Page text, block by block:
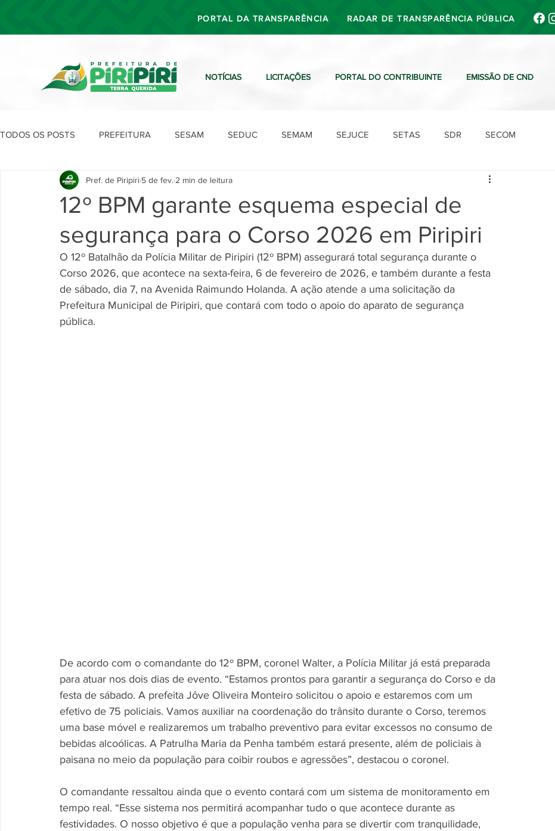
PORTAL DA TRANSPARÊNCIA RADAR DE TRANSPARÊNCIA PÚBLICA
NOTÍCIAS LICITAÇÕES PORTAL DO CONTRIBUINTE EMISSÃO DE CND
TODOS OS POSTS PREFEITURA SESAM SEDUC SEMAM SEJUCE SETAS SDR SECOM
SEAD SEGOV SEPLAN SDU Ouvidoria
12º BPM garante esquema especial de
segurança para o Corso 2026 em Piripiri
Pref. de Piripiri 5 de fev. 2 min de leitura
O 12º Batalhão da Polícia Militar de Piripiri (12º BPM) assegurará total segurança durante o
Corso 2026, que acontece na sexta-feira, 6 de fevereiro de 2026, e também durante a festa
de sábado, dia 7, na Avenida Raimundo Holanda. A ação atende a uma solicitação da
Prefeitura Municipal de Piripiri, que contará com todo o apoio do aparato de segurança
pública.
De acordo com o comandante do 12º BPM, coronel Walter, a Polícia Militar já está preparada
para atuar nos dois dias de evento. “Estamos prontos para garantir a segurança do Corso e da
festa de sábado. A prefeita Jôve Oliveira Monteiro solicitou o apoio e estaremos com um
efetivo de 75 policiais. Vamos auxiliar na coordenação do trânsito durante o Corso, teremos
uma base móvel e realizaremos um trabalho preventivo para evitar excessos no consumo de
bebidas alcoólicas. A Patrulha Maria da Penha também estará presente, além de policiais à
paisana no meio da população para coibir roubos e agressões”, destacou o coronel.
O comandante ressaltou ainda que o evento contará com um sistema de monitoramento em
tempo real. “Esse sistema nos permitirá acompanhar tudo o que acontece durante as
festividades. O nosso objetivo é que a população venha para se divertir com tranquilidade,